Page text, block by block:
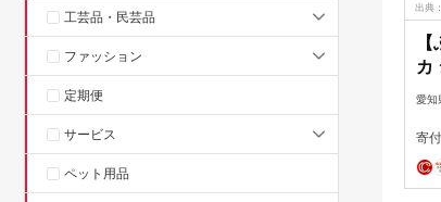
工芸品・民芸品
ファッション
定期便
サービス
ペット用品
出典
カ
愛知
寄